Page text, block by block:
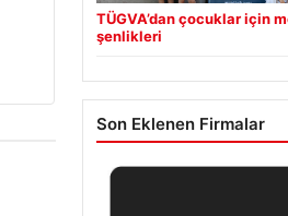
TÜGVA’dan çocuklar için
şenlikleri
Son Eklenen Firmalar